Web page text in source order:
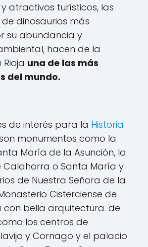
atractivos turísticos, las
dinosaurios más
su abundancia y
hacen de la
una de las más
del mundo.
de interés para la Historia
monumentos como la
María de la Asunción, la
o Santa María y
de Nuestra Señora de la
Cisterciense de
con bella arquitectura. de
los centros de
y Cornago y el palacio